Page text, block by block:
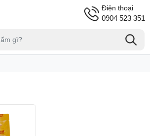
Điện thoại
0904 523 351